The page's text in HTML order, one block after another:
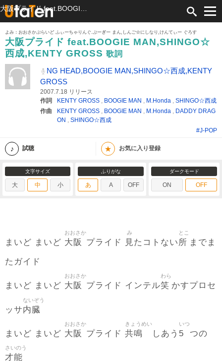
よみ：おおさかぷらいど ふぃーちゃりんぐ.ぶーぎー まん,しんご☆にしなり,けんてぃー ぐろす
大阪プライド feat.BOOGIE MAN,SHINGO☆
西成,KENTY GROSS 歌詞
NG HEAD,BOOGIE MAN,SHINGO☆西成,KENTY
GROSS
2007.7.18 リリース
作詞
KENTY GROSS , BOOGIE MAN , M.Honda , SHINGO☆西成
作曲
KENTY GROSS , BOOGIE MAN , M.Honda , DADDY DRAG
ON , SHINGO☆西成
#J-POP
試聴 ★ お気に入り登録
文字サイズ
大 中 小
ふりがな
あ A OFF
ダークモード
ON OFF
まいど まいど 大阪
おおさか
プライド 見
み
たコトない所
とこ
までま
たガイド
まいど まいど 大阪
おおさか
プライド インテル笑
わら
かすプロセ
ッサ内臓
ないぞう
まいど まいど 大阪
おおさか
プライド 共鳴
きょうめい
しあう 5
いつ
つの
才能
さいのう